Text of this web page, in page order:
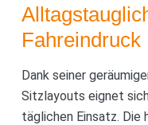
Fahreindruck
Dank seiner
Sitzlayouts eignet
täglichen Einsatz. Die